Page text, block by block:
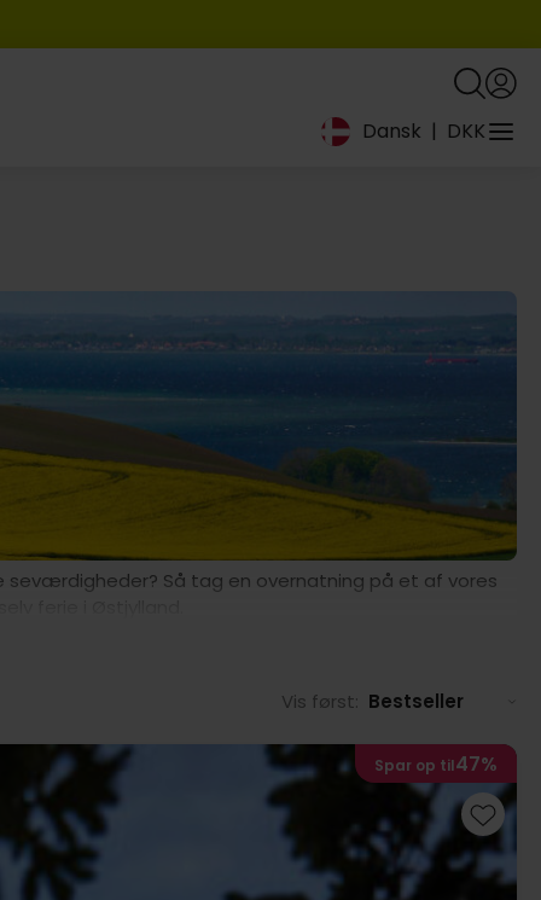
Dansk | DKK
seværdigheder? Så tag en overnatning på et af vores
Vis først: Bestseller
Spar op til47%